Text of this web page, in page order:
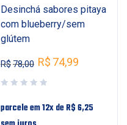
Desinchá sabores pitaya
com blueberry/sem
glútem
R$78,00 R$ 74,99
parcele em 12x deR$6,25